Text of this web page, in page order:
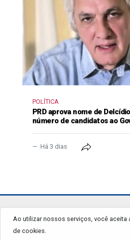
POLÍTICA
PRD aprova nome de
número de candidatos ao
Há 3 dias
Ao utilizar nossos serviços, você aceita
de cookies.